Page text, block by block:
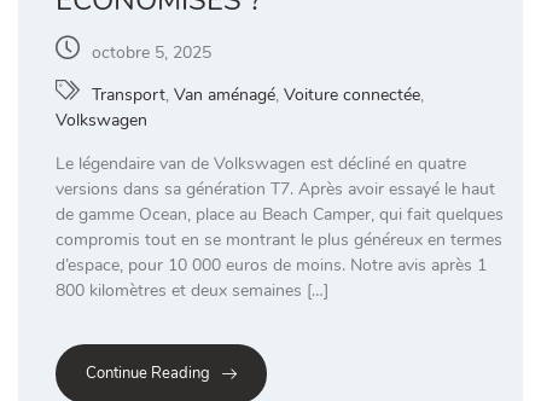
octobre 5, 2025
Transport, Van aménagé, Voiture connectée,
Volkswagen
Le légendaire van de Volkswagen est décliné en quatre
versions dans sa génération T7. Après avoir essayé le haut
de gamme Ocean, place au Beach Camper, qui fait quelques
compromis tout en se montrant le plus généreux en termes
d’espace, pour 10 000 euros de moins. Notre avis après 1
800 kilomètres et deux semaines […]
Continue Reading